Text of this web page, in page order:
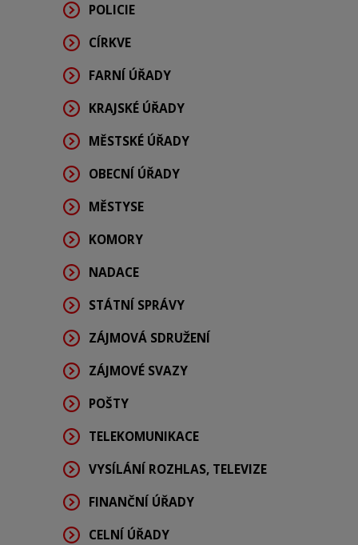
POLICIE
CÍRKVE
FARNÍ ÚŘADY
KRAJSKÉ ÚŘADY
MĚSTSKÉ ÚŘADY
OBECNÍ ÚŘADY
MĚSTYSE
KOMORY
NADACE
STÁTNÍ SPRÁVY
ZÁJMOVÁ SDRUŽENÍ
ZÁJMOVÉ SVAZY
POŠTY
TELEKOMUNIKACE
VYSÍLÁNÍ ROZHLAS, TELEVIZE
FINANČNÍ ÚŘADY
CELNÍ ÚŘADY